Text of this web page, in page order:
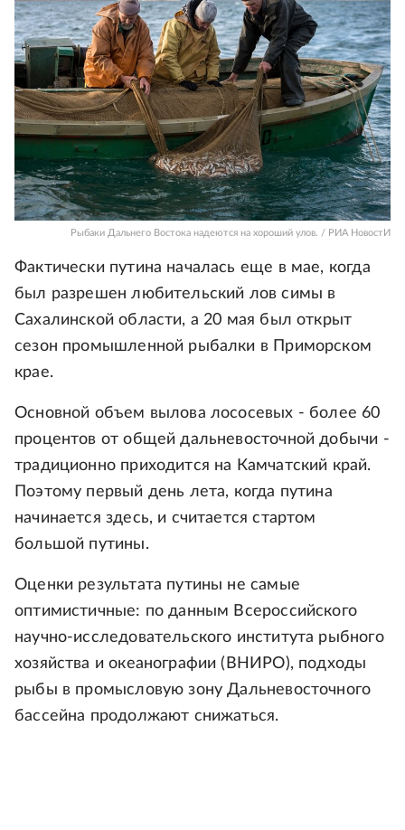
Рыбаки Дальнего Востока надеются на хороший улов. / РИА НовостИ
Фактически путина началась еще в мае, когда
был разрешен любительский лов симы в
Сахалинской области, а 20 мая был открыт
сезон промышленной рыбалки в Приморском
крае.
Основной объем вылова лососевых - более 60
процентов от общей дальневосточной добычи -
традиционно приходится на Камчатский край.
Поэтому первый день лета, когда путина
начинается здесь, и считается стартом
большой путины.
Оценки результата путины не самые
оптимистичные: по данным Всероссийского
научно-исследовательского института рыбного
хозяйства и океанографии (ВНИРО), подходы
рыбы в промысловую зону Дальневосточного
бассейна продолжают снижаться.